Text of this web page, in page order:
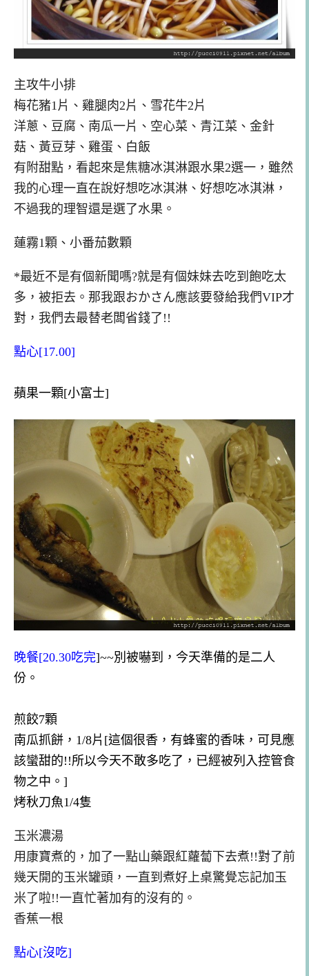
主攻牛小排
梅花豬1片、雞腿肉2片、雪花牛2片
洋蔥、豆腐、南瓜一片、空心菜、青江菜、金針
菇、黃豆芽、雞蛋、白飯
有附甜點，看起來是焦糖冰淇淋跟水果2選一，雖然
我的心理一直在說好想吃冰淇淋、好想吃冰淇淋，
不過我的理智還是選了水果。
蓮霧1顆、小番茄數顆
*最近不是有個新聞嗎?就是有個妹妹去吃到飽吃太
多，被拒去。那我跟おかさん應該要發給我們VIP才
對，我們去最替老闆省錢了!!
點心[17.00]
蘋果一顆[小富士]
晚餐[20.30吃完]~~別被嚇到，今天準備的是二人
份。
煎餃7顆
南瓜抓餅，1/8片[這個很香，有蜂蜜的香味，可見應
該蠻甜的!!所以今天不敢多吃了，已經被列入控管食
物之中。]
烤秋刀魚1/4隻
玉米濃湯
用康寶煮的，加了一點山藥跟紅蘿蔔下去煮!!對了前
幾天開的玉米罐頭，一直到煮好上桌驚覺忘記加玉
米了啦!!一直忙著加有的沒有的。
香蕉一根
點心[沒吃]